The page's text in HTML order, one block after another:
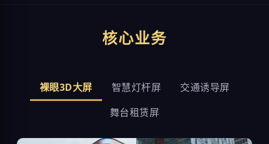
核心业务
裸眼3D大屏 智慧灯杆屏
交通诱导屏
舞台租赁屏